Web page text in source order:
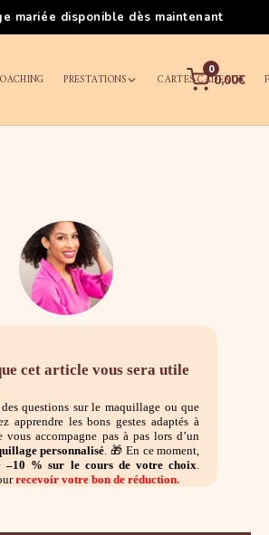
maquillage à Nantes
PRESTATIONS CARTES-CADEAUX
0
0,00€
cet article vous sera utile
questions sur le maquillage ou que
apprendre les bons gestes adaptés à
vous accompagne pas à pas lors d’un
personnalisé. 🎁 En ce moment,
–10 % sur le cours de votre choix.
recevoir votre bon de réduction.